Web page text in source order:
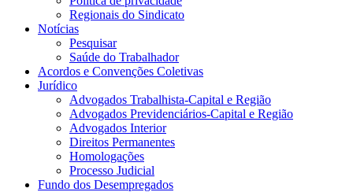
Regionais do Sindicato
Notícias
Pesquisar
Saúde do Trabalhador
Acordos e Convenções Coletivas
Jurídico
Advogados Trabalhista-Capital e Região
Advogados Previdenciários-Capital e Região
Advogados Interior
Direitos Permanentes
Homologações
Processo Judicial
Fundo dos Desempregados